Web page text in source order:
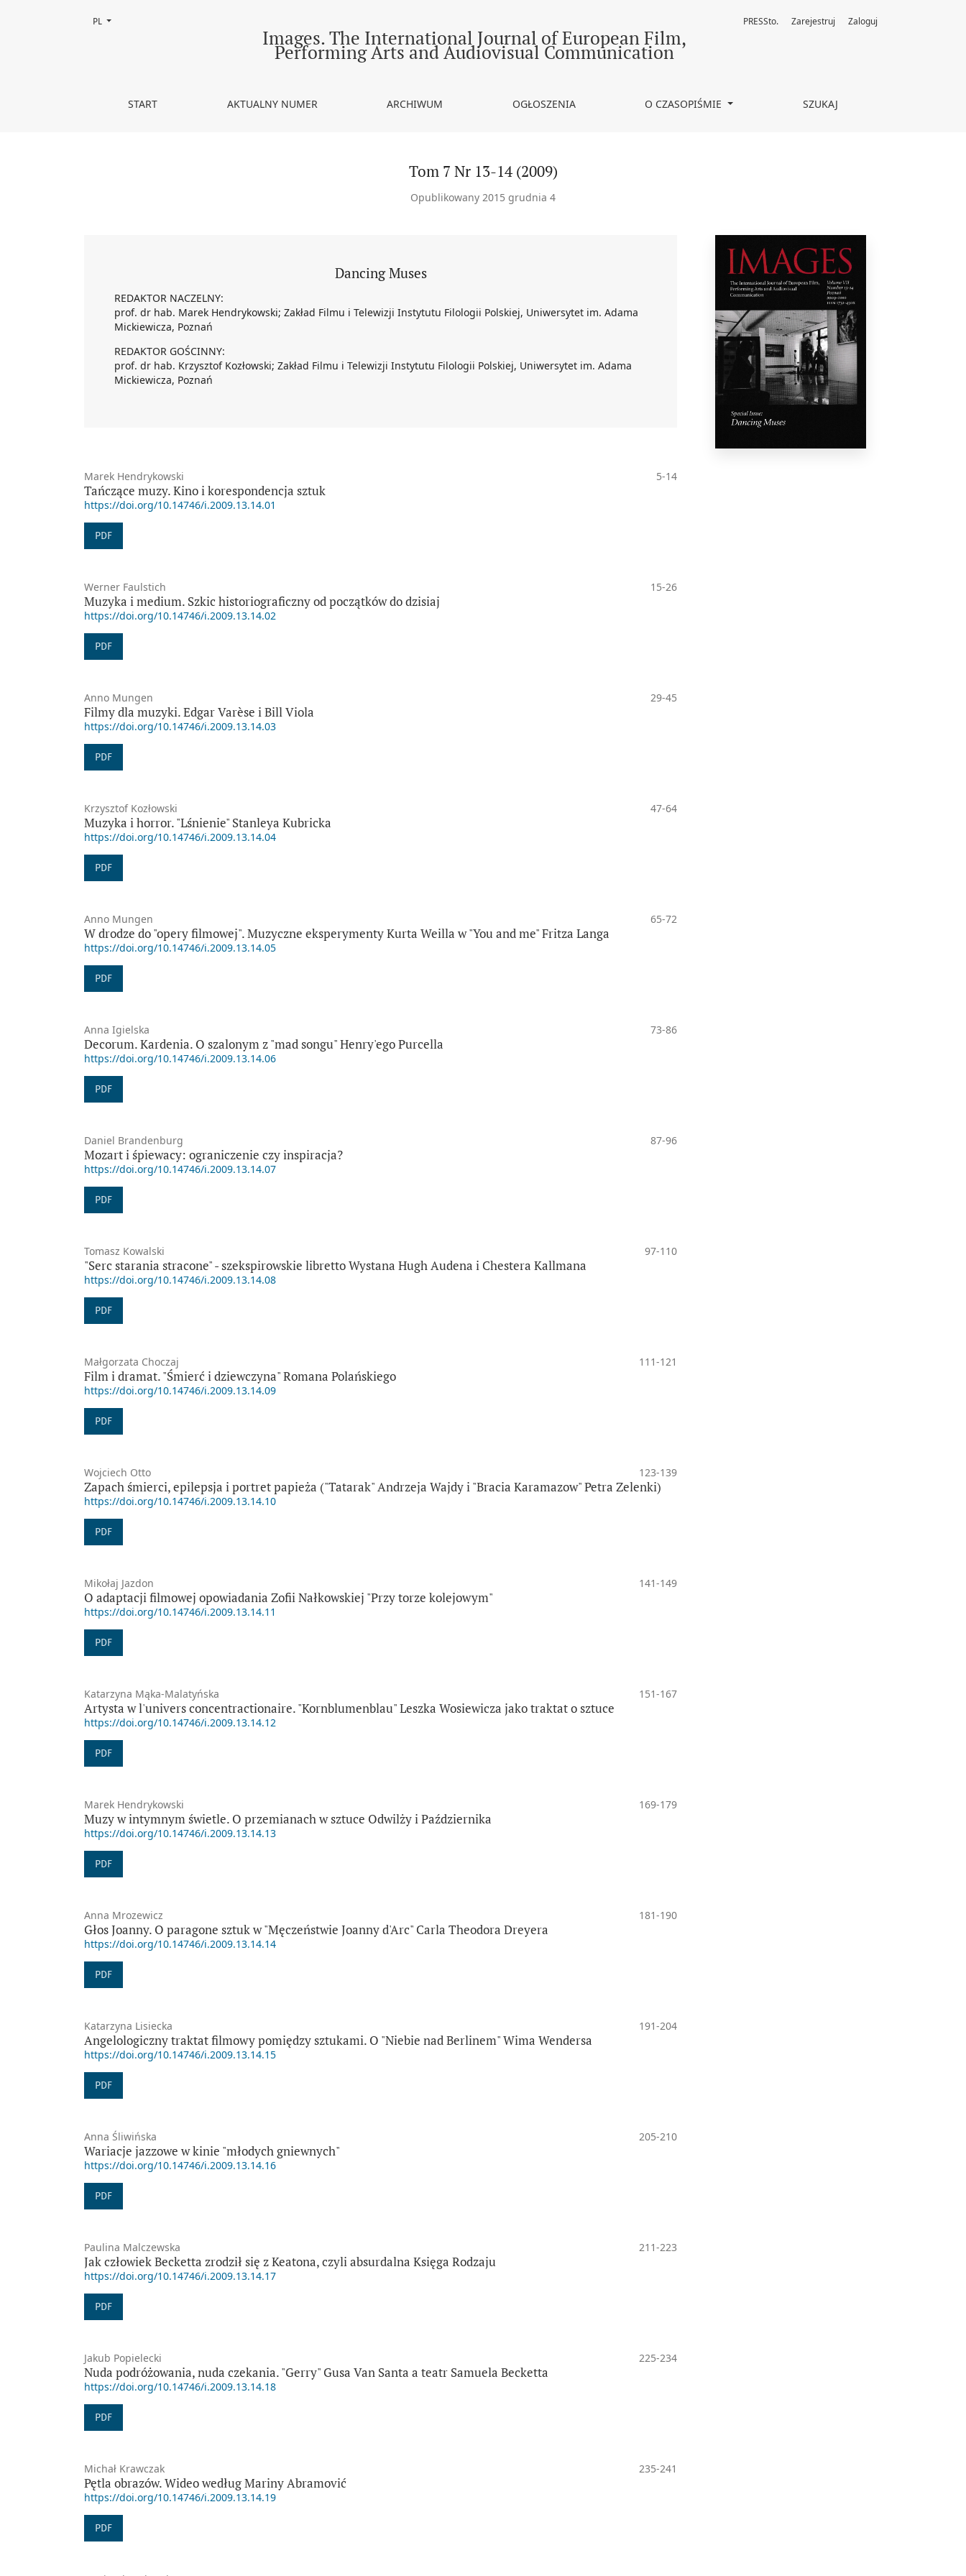
Tom 7 Nr 13-14 (2009): Dancing MusesImages. The International Journal of European Film,
Performing Arts and Audiovisual Communication
START AKTUALNY NUMER ARCHIWUM OGŁOSZENIA O CZASOPIŚMIE SZUKAJ
PRESSto. Zarejestruj Zaloguj
Zmień język, obecnie wybrany to:
PL
Tom 7 Nr 13-14 (2009)
Opublikowany 2015 grudnia 4
Dancing Muses
REDAKTOR NACZELNY:
prof. dr hab. Marek Hendrykowski; Zakład Filmu i Telewizji Instytutu Filologii Polskiej, Uniwersytet im. Adama
Mickiewicza, Poznań
REDAKTOR GOŚCINNY:
prof. dr hab. Krzysztof Kozłowski; Zakład Filmu i Telewizji Instytutu Filologii Polskiej, Uniwersytet im. Adama
Mickiewicza, Poznań
Marek Hendrykowski 5-14
Tańczące muzy. Kino i korespondencja sztuk
https://doi.org/10.14746/i.2009.13.14.01
PDF
Werner Faulstich 15-26
Muzyka i medium. Szkic historiograficzny od początków do dzisiaj
https://doi.org/10.14746/i.2009.13.14.02
PDF
Anno Mungen 29-45
Filmy dla muzyki. Edgar Varèse i Bill Viola
https://doi.org/10.14746/i.2009.13.14.03
PDF
Krzysztof Kozłowski 47-64
Muzyka i horror. "Lśnienie" Stanleya Kubricka
https://doi.org/10.14746/i.2009.13.14.04
PDF
Anno Mungen 65-72
W drodze do "opery filmowej". Muzyczne eksperymenty Kurta Weilla w "You and me" Fritza Langa
https://doi.org/10.14746/i.2009.13.14.05
PDF
Anna Igielska 73-86
Decorum. Kardenia. O szalonym z "mad songu" Henry'ego Purcella
https://doi.org/10.14746/i.2009.13.14.06
PDF
Daniel Brandenburg 87-96
Mozart i śpiewacy: ograniczenie czy inspiracja?
https://doi.org/10.14746/i.2009.13.14.07
PDF
Tomasz Kowalski 97-110
"Serc starania stracone" - szekspirowskie libretto Wystana Hugh Audena i Chestera Kallmana
https://doi.org/10.14746/i.2009.13.14.08
PDF
Małgorzata Choczaj 111-121
Film i dramat. "Śmierć i dziewczyna" Romana Polańskiego
https://doi.org/10.14746/i.2009.13.14.09
PDF
Wojciech Otto 123-139
Zapach śmierci, epilepsja i portret papieża ("Tatarak" Andrzeja Wajdy i "Bracia Karamazow" Petra Zelenki)
https://doi.org/10.14746/i.2009.13.14.10
PDF
Mikołaj Jazdon 141-149
O adaptacji filmowej opowiadania Zofii Nałkowskiej "Przy torze kolejowym"
https://doi.org/10.14746/i.2009.13.14.11
PDF
Katarzyna Mąka-Malatyńska 151-167
Artysta w l'univers concentractionaire. "Kornblumenblau" Leszka Wosiewicza jako traktat o sztuce
https://doi.org/10.14746/i.2009.13.14.12
PDF
Marek Hendrykowski 169-179
Muzy w intymnym świetle. O przemianach w sztuce Odwilży i Października
https://doi.org/10.14746/i.2009.13.14.13
PDF
Anna Mrozewicz 181-190
Głos Joanny. O paragone sztuk w "Męczeństwie Joanny d'Arc" Carla Theodora Dreyera
https://doi.org/10.14746/i.2009.13.14.14
PDF
Katarzyna Lisiecka 191-204
Angelologiczny traktat filmowy pomiędzy sztukami. O "Niebie nad Berlinem" Wima Wendersa
https://doi.org/10.14746/i.2009.13.14.15
PDF
Anna Śliwińska 205-210
Wariacje jazzowe w kinie "młodych gniewnych"
https://doi.org/10.14746/i.2009.13.14.16
PDF
Paulina Malczewska 211-223
Jak człowiek Becketta zrodził się z Keatona, czyli absurdalna Księga Rodzaju
https://doi.org/10.14746/i.2009.13.14.17
PDF
Jakub Popielecki 225-234
Nuda podróżowania, nuda czekania. "Gerry" Gusa Van Santa a teatr Samuela Becketta
https://doi.org/10.14746/i.2009.13.14.18
PDF
Michał Krawczak 235-241
Pętla obrazów. Wideo według Mariny Abramović
https://doi.org/10.14746/i.2009.13.14.19
PDF